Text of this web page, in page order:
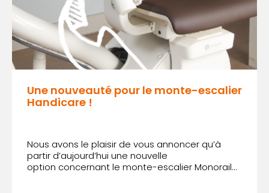
Une nouveauté pour le monte-escalier
Handicare !
Nous avons le plaisir de vous annoncer qu’à
partir d’aujourd’hui une nouvelle
option concernant le monte-escalier Monorail...